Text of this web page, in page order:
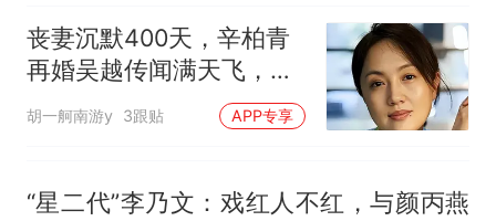
丧妻沉默400天，辛柏青
再婚吴越传闻满天飞，一
句话戳破所有谣言
胡一舸南游y 3跟贴 APP专享
“星二代”李乃文：戏红人不红，与颜丙燕